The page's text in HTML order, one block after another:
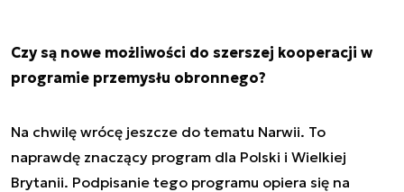
Czy są nowe możliwości do szerszej kooperacji w
programie przemysłu obronnego?
Na chwilę wrócę jeszcze do tematu Narwii. To
naprawdę znaczący program dla Polski i Wielkiej
Brytanii. Podpisanie tego programu opiera się na